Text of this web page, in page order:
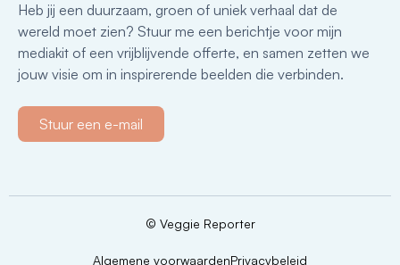
Heb jij een duurzaam, groen of uniek verhaal dat de
wereld moet zien? Stuur me een berichtje voor mijn
mediakit of een vrijblijvende offerte, en samen zetten we
jouw visie om in inspirerende beelden die verbinden.
Stuur een e-mail
© Veggie Reporter
Algemene voorwaardenPrivacybeleid